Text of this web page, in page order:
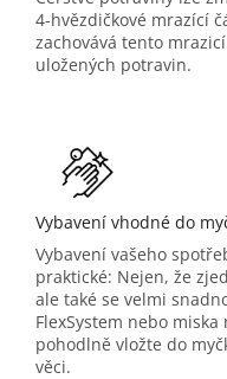
4-hvězdičkové mrazící
zachovává tento
uložených potravin.
Vybavení vhodné do
Vybavení vašeho
praktické: Nejen, že
ale také se velmi
FlexSystem nebo
pohodlně vložte do
věci.